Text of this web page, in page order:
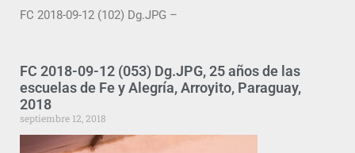
FC 2018-09-12 (102) Dg.JPG –
FC 2018-09-12 (053) Dg.JPG, 25 años de las
escuelas de Fe y Alegría, Arroyito, Paraguay,
2018
septiembre 12, 2018